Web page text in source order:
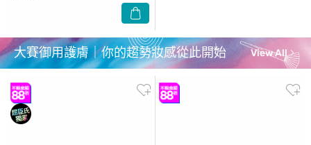
大賽御用護膚｜你的趨勢妝感從此開始 View All